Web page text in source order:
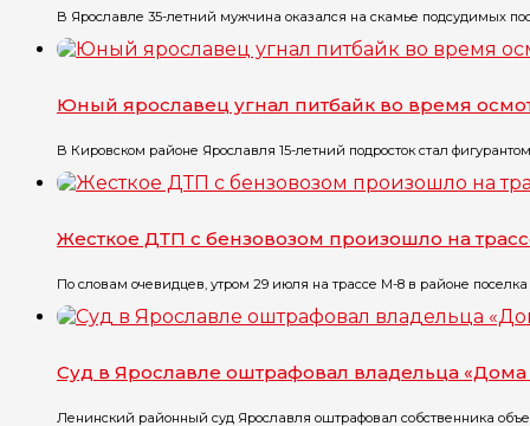
В Ярославле 35-летний мужчина оказался на скамье подсудимых
Юный ярославец угнал питбайк во время
В Кировском районе Ярославля 15-летний подросток стал фигурантом
Жесткое ДТП с бензовозом произошло на
По словам очевидцев, утром 29 июля на трассе М-8 в районе поселка
Суд в Ярославле оштрафовал владельца «Дома
Ленинский районный суд Ярославля оштрафовал собственника